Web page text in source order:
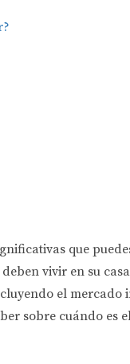
que
vivir en su
el
sobre cuándo